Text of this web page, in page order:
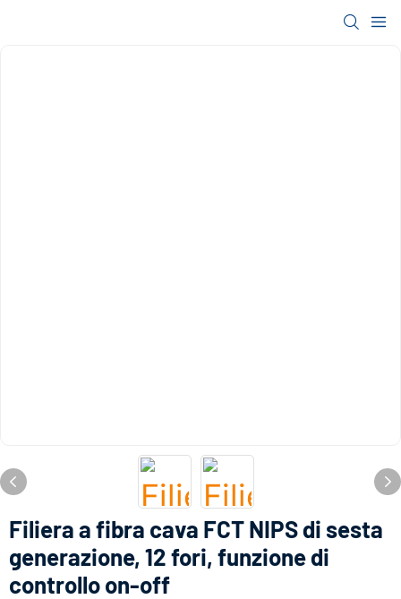
Filiera a fibra cava FCT NIPS di sesta
generazione, 12 fori, funzione di
controllo on-off